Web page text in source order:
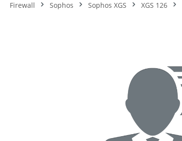
Firewall Sophos Sophos XGS XGS 126